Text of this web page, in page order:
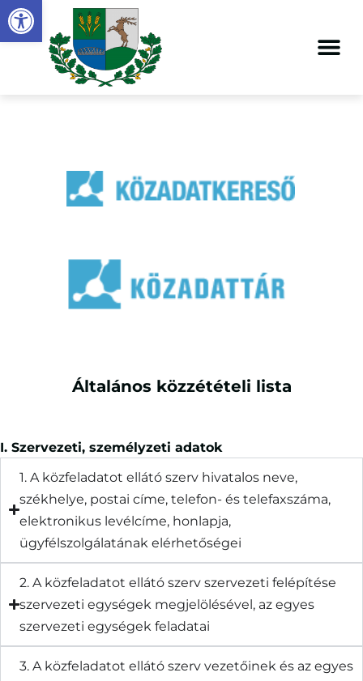
Eszköztár megnyitása
Általános közzétételi lista
I. Szervezeti, személyzeti adatok
1. A közfeladatot ellátó szerv hivatalos neve,
székhelye, postai címe, telefon- és telefaxszáma,
elektronikus levélcíme, honlapja,
ügyfélszolgálatának elérhetőségei
2. A közfeladatot ellátó szerv szervezeti felépítése
szervezeti egységek megjelölésével, az egyes
szervezeti egységek feladatai
3. A közfeladatot ellátó szerv vezetőinek és az egyes